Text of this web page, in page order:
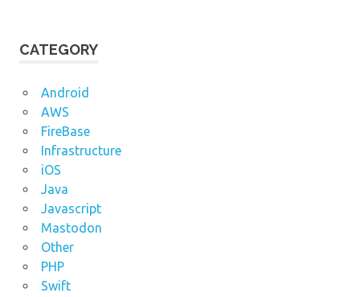
CATEGORY
Android
AWS
FireBase
Infrastructure
iOS
Java
Javascript
Mastodon
Other
PHP
Swift